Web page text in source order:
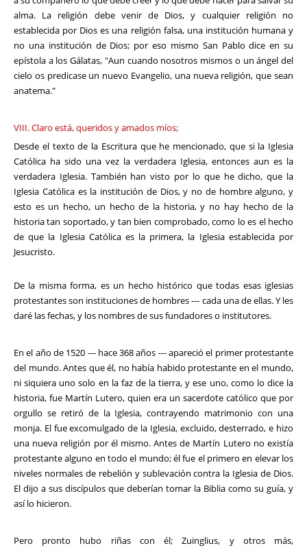
alma. La religión debe venir de Dios, y cualquier religión no
establecida por Dios es una religión falsa, una institución humana y
no una institución de Dios; por eso mismo San Pablo dice en su
epístola a los Gálatas, "Aun cuando nosotros mismos o un ángel del
cielo os predicase un nuevo Evangelio, una nueva religión, que sean
anatema."
VIII. Claro está, queridos y amados míos;
Desde el texto de la Escritura que he mencionado, que si la Iglesia
Católica ha sido una vez la verdadera Iglesia, entonces aun es la
verdadera Iglesia. También han visto por lo que he dicho, que la
Iglesia Católica es la institución de Dios, y no de hombre alguno, y
esto es un hecho, un hecho de la historia, y no hay hecho de la
historia tan soportado, y tan bien comprobado, como lo es el hecho
de que la Iglesia Católica es la primera, la Iglesia establecida por
Jesucristo.
De la misma forma, es un hecho histórico que todas esas iglesias
protestantes son instituciones de hombres --- cada una de ellas. Y les
daré las fechas, y los nombres de sus fundadores o institutores.
En el año de 1520 --- hace 368 años --- apareció el primer protestante
del mundo. Antes que él, no había habido protestante en el mundo,
ni siquiera uno solo en la faz de la tierra, y ese uno, como lo dice la
historia, fue Martín Lutero, quien era un sacerdote católico que por
orgullo se retiró de la Iglesia, contrayendo matrimonio con una
monja. El fue excomulgado de la Iglesia, excluido, desterrado, e hizo
una nueva religión por él mismo. Antes de Martín Lutero no existía
protestante alguno en todo el mundo; él fue el primero en elevar los
niveles normales de rebelión y sublevación contra la Iglesia de Dios.
El dijo a sus discípulos que deberían tomar la Biblia como su guía, y
así lo hicieron.
Pero pronto hubo riñas con él; Zuinglius, y otros más,